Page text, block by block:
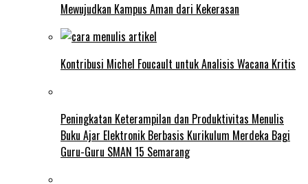
Mewujudkan Kampus Aman dari Kekerasan
Kontribusi Michel Foucault untuk Analisis Wacana Kritis
Peningkatan Keterampilan dan Produktivitas Menulis
Buku Ajar Elektronik Berbasis Kurikulum Merdeka Bagi
Guru-Guru SMAN 15 Semarang